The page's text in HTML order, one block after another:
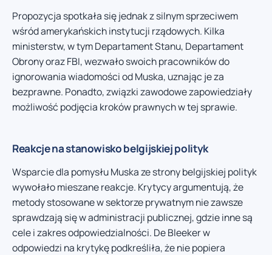
Propozycja spotkała się jednak z silnym sprzeciwem
wśród amerykańskich instytucji rządowych. Kilka
ministerstw, w tym Departament Stanu, Departament
Obrony oraz FBI, wezwało swoich pracowników do
ignorowania wiadomości od Muska, uznając je za
bezprawne. Ponadto, związki zawodowe zapowiedziały
możliwość podjęcia kroków prawnych w tej sprawie.
Reakcje na stanowisko belgijskiej polityk
Wsparcie dla pomysłu Muska ze strony belgijskiej polityk
wywołało mieszane reakcje. Krytycy argumentują, że
metody stosowane w sektorze prywatnym nie zawsze
sprawdzają się w administracji publicznej, gdzie inne są
cele i zakres odpowiedzialności. De Bleeker w
odpowiedzi na krytykę podkreśliła, że nie popiera